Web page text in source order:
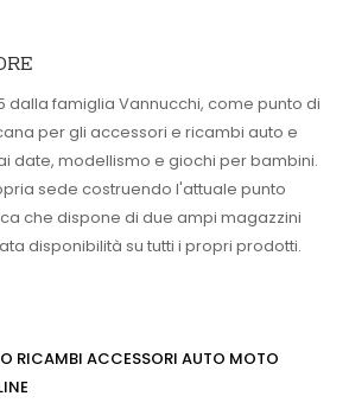
dalla famiglia Vannucchi, come punto di
per gli accessori e ricambi auto e
date, modellismo e giochi per bambini.
sede costruendo l'attuale punto
che dispone di due ampi magazzini
disponibilità su tutti i propri prodotti.
RICAMBI ACCESSORI AUTO MOTO